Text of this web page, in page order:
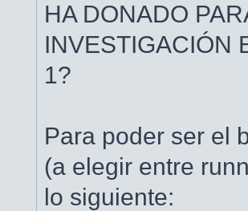
HA DONADO
INVESTIGACIÓN
1?
Para poder ser el
(a elegir entre
lo siguiente: